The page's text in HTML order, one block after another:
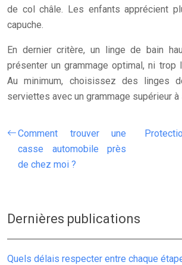
de col châle. Les enfants apprécient
capuche.
En dernier critère, un linge de bain
présenter un grammage optimal, ni trop
Au minimum, choisissez des linges
serviettes avec un grammage supérieur à
Comment trouver une
casse automobile près
de chez moi ?
Dernières publications
Quels délais respecter entre chaque